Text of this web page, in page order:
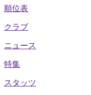
順位表
クラブ
ニュース
特集
スタッツ